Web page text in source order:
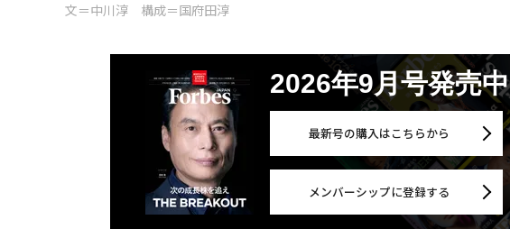
文＝中川淳 構成＝国府田淳
2026年9月号発売中
最新号の購入はこちらから
メンバーシップに登録する